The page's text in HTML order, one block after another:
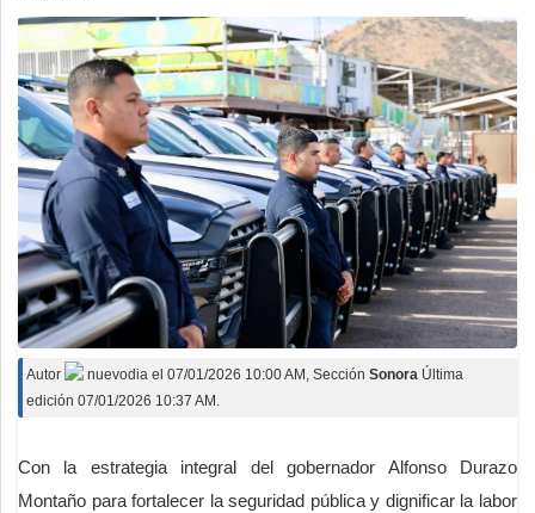
Autor nuevodia el 07/01/2026 10:00 AM , Sección Sonora Última
edición 07/01/2026 10:37 AM.
Con la estrategia integral del gobernador Alfonso Durazo
Montaño para fortalecer la seguridad pública y dignificar la labor